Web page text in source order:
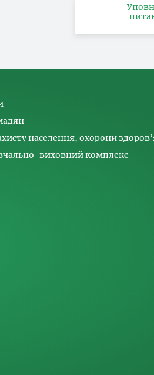
людьми
населення, охорони
виховний комплекс